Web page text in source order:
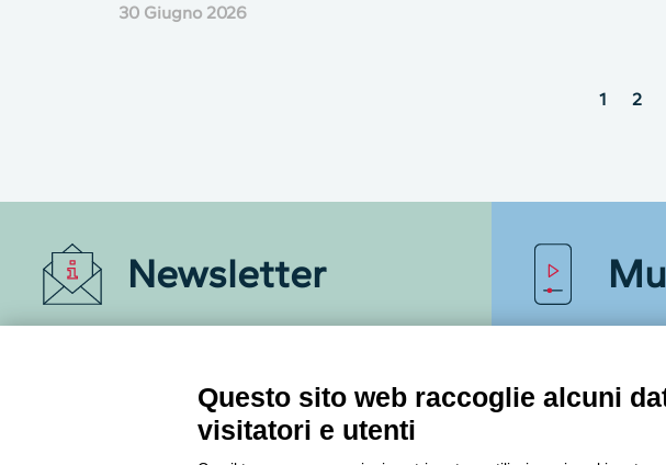
30 Giugno 2026
1 2
Newsletter
mondo della cooperazione.Questo sito web raccoglie alcuni
visitatori e utenti